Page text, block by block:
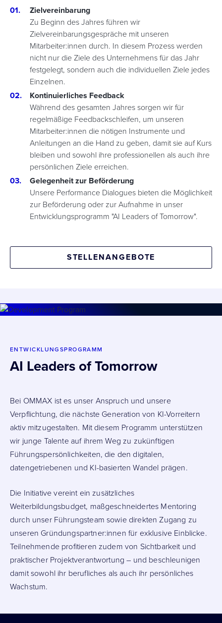
Zielvereinbarung
Zu Beginn des Jahres führen wir
Zielvereinbarungsgespräche mit unseren
Mitarbeiter:innen durch. In diesem Prozess werden
nicht nur die Ziele des Unternehmens für das Jahr
festgelegt, sondern auch die individuellen Ziele jedes
Einzelnen.
Kontinuierliches Feedback
Während des gesamten Jahres sorgen wir für
regelmäßige Feedbackschleifen, um unseren
Mitarbeiter:innen die nötigen Instrumente und
Anleitungen an die Hand zu geben, damit sie auf Kurs
bleiben und sowohl ihre professionellen als auch ihre
persönlichen Ziele erreichen.
Gelegenheit zur Beförderung
Unsere Performance Dialogues bieten die Möglichkeit
zur Beförderung oder zur Aufnahme in unser
Entwicklungsprogramm "AI Leaders of Tomorrow".
STELLENANGEBOTE
ENTWICKLUNGSPROGRAMM
AI Leaders of Tomorrow
Bei OMMAX ist es unser Anspruch und unsere
Verpflichtung, die nächste Generation von KI-Vorreitern
aktiv mitzugestalten. Mit diesem Programm unterstützen
wir junge Talente auf ihrem Weg zu zukünftigen
Führungspersönlichkeiten, die den digitalen,
datengetriebenen und KI-basierten Wandel prägen.
Die Initiative vereint ein zusätzliches
Weiterbildungsbudget, maßgeschneidertes Mentoring
durch unser Führungsteam sowie direkten Zugang zu
unseren Gründungspartner:innen für exklusive Einblicke.
Teilnehmende profitieren zudem von Sichtbarkeit und
praktischer Projektverantwortung – und beschleunigen
damit sowohl ihr berufliches als auch ihr persönliches
Wachstum.